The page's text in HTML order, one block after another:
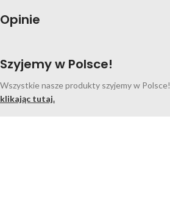
Opinie
Szyjemy w Polsce!
Wszystkie nasze produkty szyjemy w
klikając tutaj.